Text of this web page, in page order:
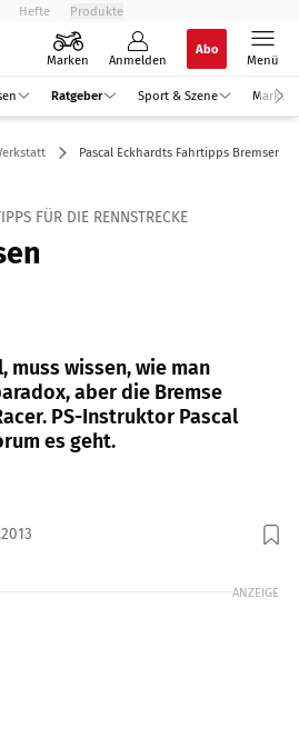
Hefte Produkte
Marken Anmelden
Abo
Menü
Ratgeber Sport & Szene Markt
Pascal Eckhardts Fahrtipps Bremsen
FÜR DIE RENNSTRECKE
muss wissen, wie man
aber die Bremse
PS-Instruktor Pascal
es geht.
Foto: Archiv
ANZEIGE